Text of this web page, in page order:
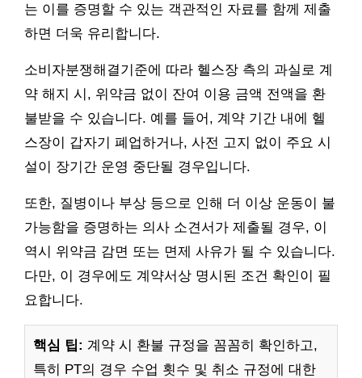
는 이를 증명할 수 있는 객관적인 자료를 함께 제출
하면 더욱 유리합니다.
소비자분쟁해결기준에 따라 헬스장 측의 과실로 계
약 해지 시, 위약금 없이 잔여 이용 금액 전액을 환
불받을 수 있습니다. 예를 들어, 계약 기간 내에 헬
스장이 갑자기 폐업하거나, 사전 고지 없이 주요 시
설이 장기간 운영 중단될 경우입니다.
또한, 질병이나 부상 등으로 인해 더 이상 운동이 불
가능함을 증명하는 의사 소견서가 제출될 경우, 이
역시 위약금 감면 또는 면제 사유가 될 수 있습니다.
다만, 이 경우에도 계약서상 명시된 조건 확인이 필
요합니다.
핵심 팁: 계약 시 환불 규정을 꼼꼼히 확인하고,
특히 PT의 경우 수업 횟수 및 취소 규정에 대한